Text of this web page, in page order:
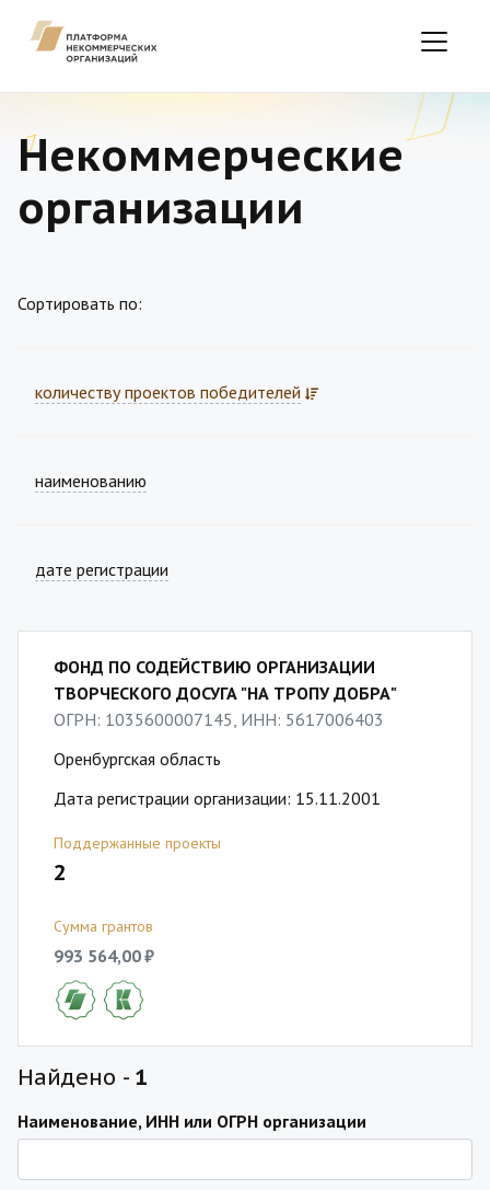
Некоммерческие
организации
Сортировать по:
количеству проектов победителей
наименованию
дате регистрации
ФОНД ПО СОДЕЙСТВИЮ ОРГАНИЗАЦИИ
ТВОРЧЕСКОГО ДОСУГА "НА ТРОПУ ДОБРА"
ОГРН: 1035600007145, ИНН: 5617006403
Оренбургская область
Дата регистрации организации: 15.11.2001
Поддержанные проекты
2
Сумма грантов
993 564,00 ₽
Найдено - 1
Наименование, ИНН или ОГРН организации